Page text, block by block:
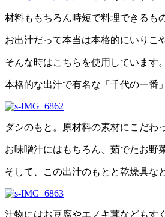
材料ももちろん時短で料理できるもの
お出汁だって本当は本格的にいりこ
そんな時はこちらを使用しています。
本格的な出汁で有名な「千代の一番
ダシのもと。原材料の素材にこだわ
お味噌汁にはもちろん、茹でたお野
そして、この出汁のもとと乾燥具な
汁物にはお豆腐やエノキ茸などもす